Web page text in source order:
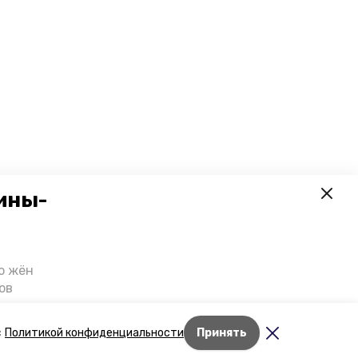
Политикой конфиденциальности Принять
жён
Лента новостей